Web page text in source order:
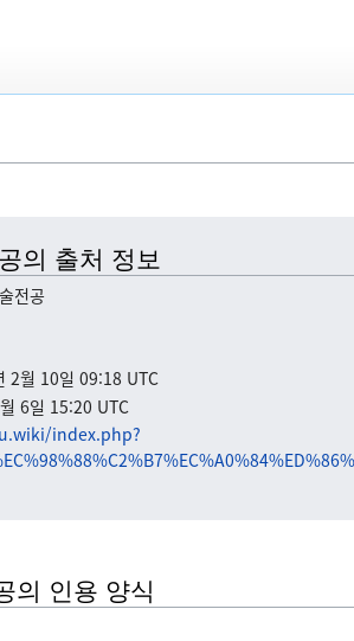
의 출처 정보
전공
2월 10일 09:18 UTC
6일 15:20 UTC
index.php?
의 인용 양식